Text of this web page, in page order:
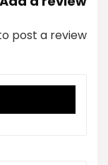
post a review.